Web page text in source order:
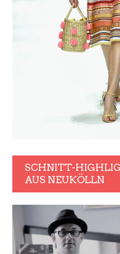
SCHNITT-
AUS NEUKÖLLN